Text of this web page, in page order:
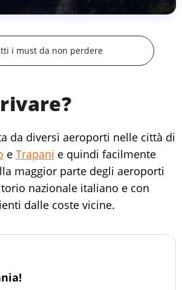
i must da non perdere
da diversi aeroporti nelle città di
e Trapani e quindi facilmente
maggior parte degli aeroporti
nazionale italiano e con
dalle coste vicine.